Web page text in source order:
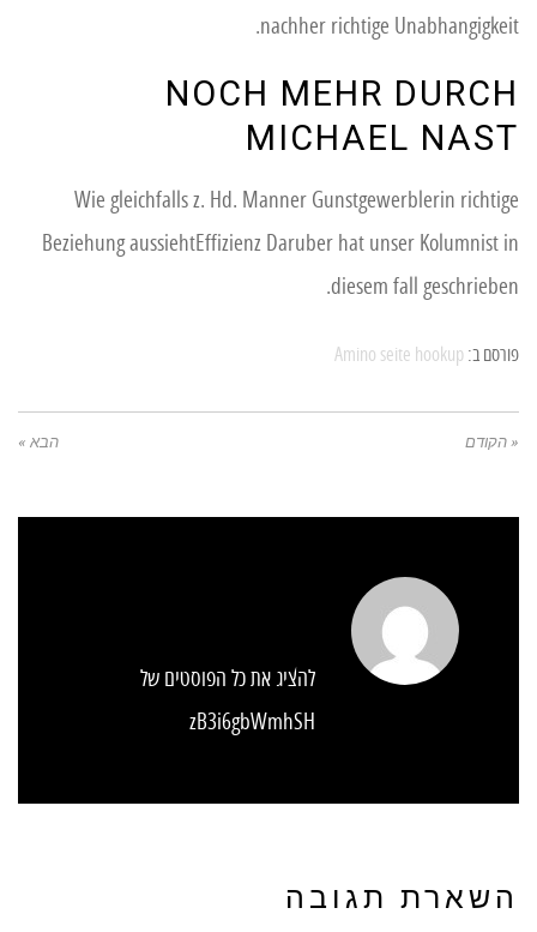
nachher richtige Unabhangigkeit.
NOCH MEHR DURCH
MICHAEL NAST
Wie gleichfalls z. Hd. Manner Gunstgewerblerin richtige
Beziehung aussiehtEffizienz Daruber hat unser Kolumnist in
diesem fall geschrieben.
פורסם ב: Amino seite hookup
« הקודם הבא »
להציג את כל הפוסטים של
zB3i6gbWmhSH
השארת תגובה